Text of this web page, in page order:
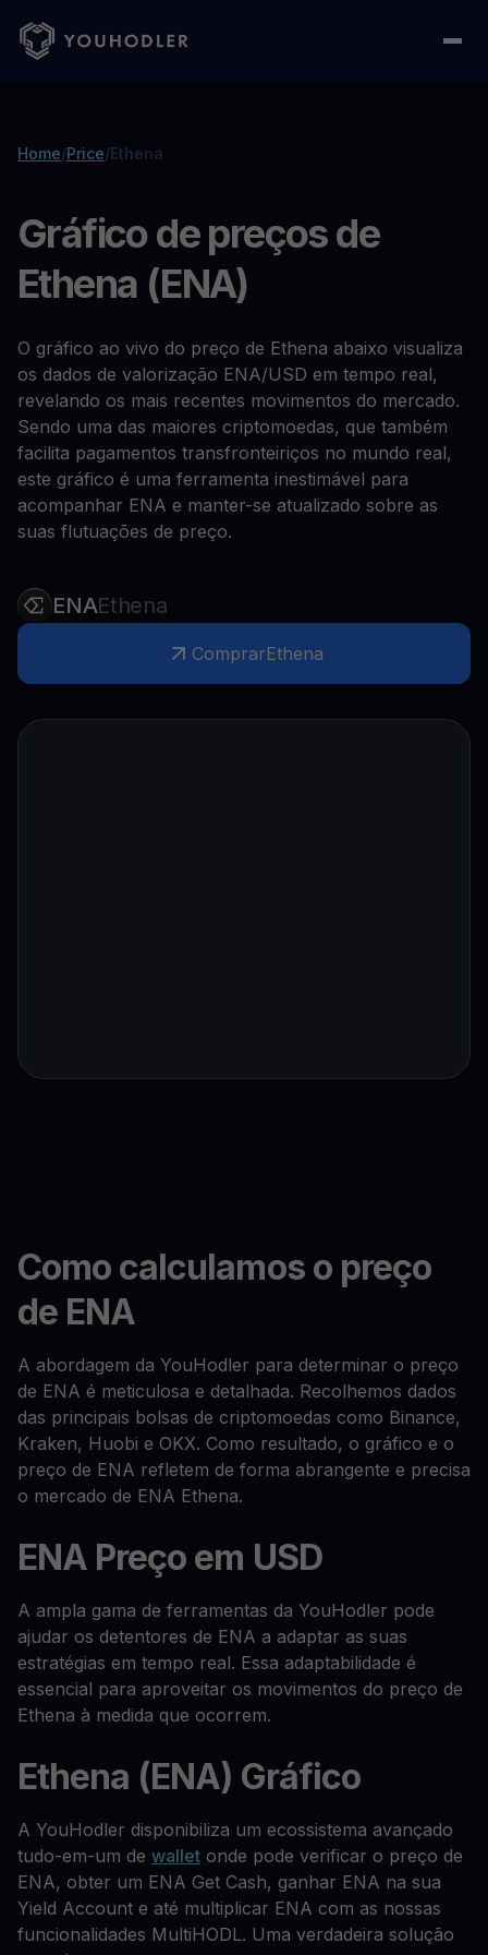
Home/Price/Ethena
Gráfico de preços de
Ethena (ENA)
O gráfico ao vivo do preço de Ethena abaixo visualiza
os dados de valorização ENA/USD em tempo real,
revelando os mais recentes movimentos do mercado.
Sendo uma das maiores criptomoedas, que também
facilita pagamentos transfronteiriços no mundo real,
este gráfico é uma ferramenta inestimável para
acompanhar ENA e manter-se atualizado sobre as
suas flutuações de preço.
ENAEthena
ComprarEthena
Como calculamos o preço
de ENA
A abordagem da YouHodler para determinar o preço
de ENA é meticulosa e detalhada. Recolhemos dados
das principais bolsas de criptomoedas como Binance,
Kraken, Huobi e OKX. Como resultado, o gráfico e o
preço de ENA refletem de forma abrangente e precisa
o mercado de ENA Ethena.
ENA Preço em USD
A ampla gama de ferramentas da YouHodler pode
ajudar os detentores de ENA a adaptar as suas
estratégias em tempo real. Essa adaptabilidade é
essencial para aproveitar os movimentos do preço de
Ethena à medida que ocorrem.
Ethena (ENA) Gráfico
A YouHodler disponibiliza um ecossistema avançado
tudo-em-um de wallet onde pode verificar o preço de
ENA, obter um ENA Get Cash, ganhar ENA na sua
Yield Account e até multiplicar ENA com as nossas
funcionalidades MultiHODL. Uma verdadeira solução